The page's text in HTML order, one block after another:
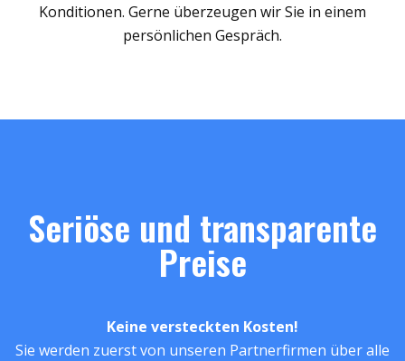
Konditionen. Gerne überzeugen wir Sie in einem
persönlichen Gespräch.
Seriöse und transparente
Preise
Keine versteckten Kosten!
Sie werden zuerst von unseren Partnerfirmen über alle